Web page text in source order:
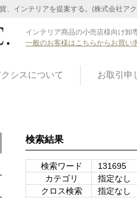
、インテリアを提案する。(株式会社ア
インテリア商品の小売店様向け卸
一般のお客様はこちらからお買い
クシスについて お取引申
検索結果
検索ワード
131695
カテゴリ
指定なし
クロス検索
指定なし